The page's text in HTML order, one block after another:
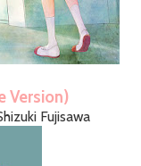
Version)
Fujisawa